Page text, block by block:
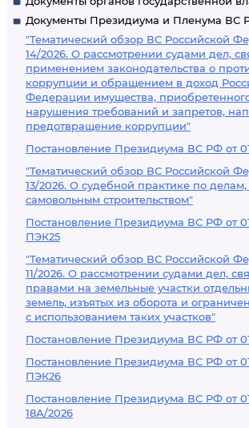
Документы Президиума и Пленума ВС
"Тематический обзор ВС Российской
14/2026. О рассмотрении судами дел,
применением законодательства о
коррупции и обращением в доход
Федерации имущества, приобретенного
нарушения требований и запретов,
предотвращение коррупции"
Постановление Президиума ВС РФ от
"Тематический обзор ВС Российской
13/2026. О судебной практике по
самовольным строительством"
Постановление Президиума ВС РФ от
ПЭК25
"Тематический обзор ВС Российской
11/2026. О рассмотрении судами дел,
правами на земельные участки
земель, изъятых из оборота и
с использованием таких участков"
Постановление Президиума ВС РФ от
Постановление Президиума ВС РФ от
ПЭК26
Постановление Президиума ВС РФ от
18А/2026